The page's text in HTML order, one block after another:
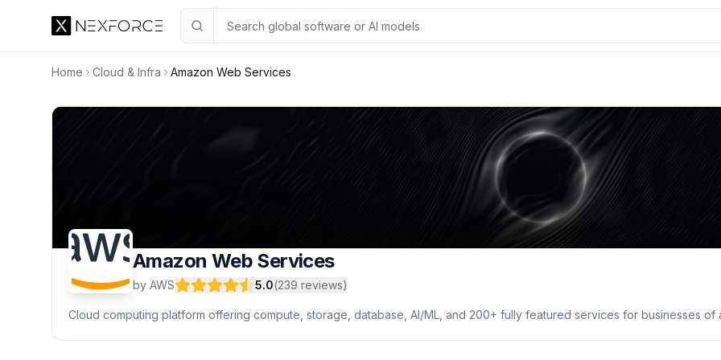
Home Cloud & Infra Amazon Web Services
Amazon Web Services
by AWS 5.0(239 reviews)
Cloud computing platform offering compute, storage, database, AI/ML, and 200+ fully featured services for businesses of
Amazon Web Services
5.0
Overview